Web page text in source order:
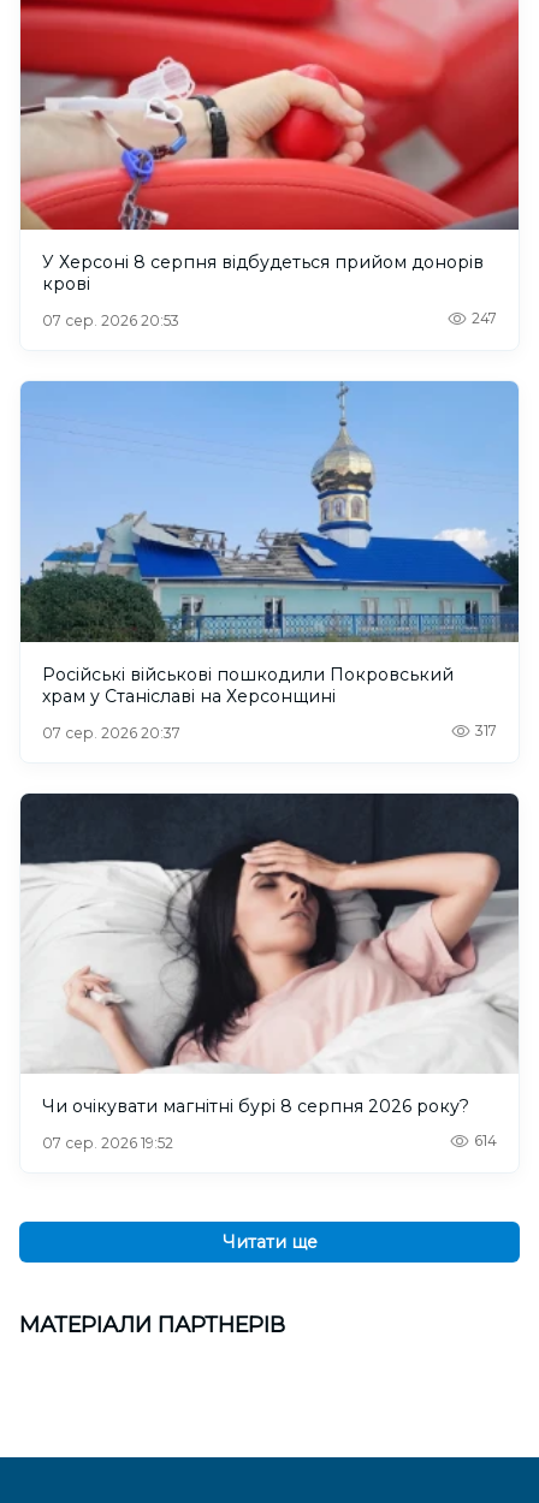
У Херсоні 8 серпня відбудеться прийом донорів
крові
07 сер. 2026 20:53 247
Російські військові пошкодили Покровський
храм у Станіславі на Херсонщині
07 сер. 2026 20:37 317
Чи очікувати магнітні бурі 8 серпня 2026 року?
07 сер. 2026 19:52 614
Читати ще
МАТЕРІАЛИ ПАРТНЕРІВ